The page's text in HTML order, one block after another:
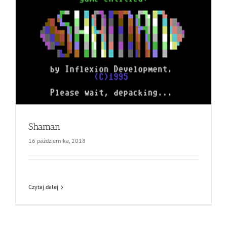
Shaman
16 października, 2018
Czytaj dalej